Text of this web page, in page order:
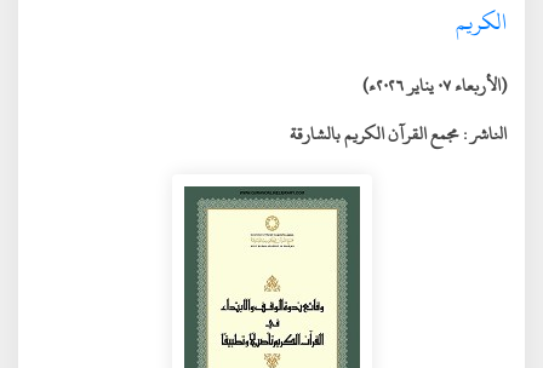
الكريم
(الأربعاء ٠٧ يناير ٢٠٢٦ء)
الناشر :مجمع القرآن الكريم بالشارقة